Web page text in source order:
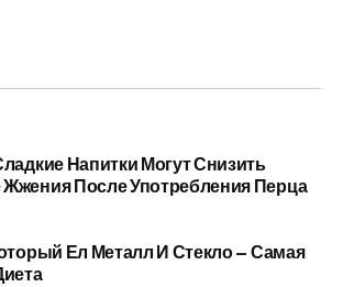
Напитки Могут Снизить
После Употребления Перца
Ел Металл И Стекло — Самая